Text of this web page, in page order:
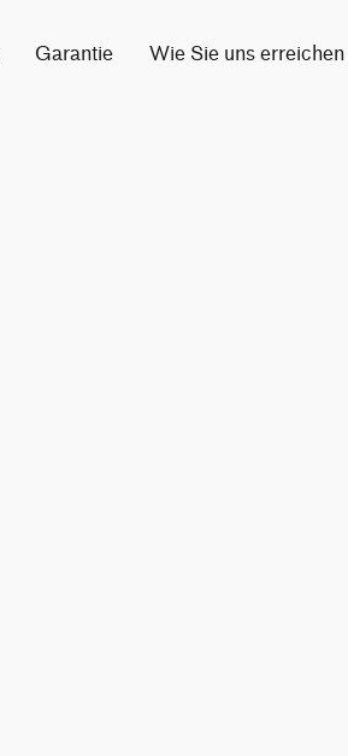
Garantie Wie Sie uns erreichen